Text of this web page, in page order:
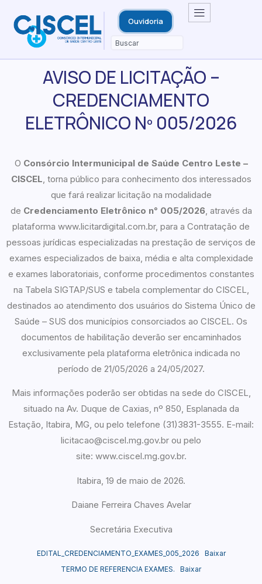
Ouvidoria
AVISO DE LICITAÇÃO –
CREDENCIAMENTO
ELETRÔNICO Nº 005/2026
O Consórcio Intermunicipal de Saúde Centro Leste –
CISCEL, torna público para conhecimento dos interessados
que fará realizar licitação na modalidade
de Credenciamento Eletrônico n° 005/2026, através da
plataforma www.licitardigital.com.br, para a Contratação de
pessoas jurídicas especializadas na prestação de serviços de
exames especializados de baixa, média e alta complexidade
e exames laboratoriais, conforme procedimentos constantes
na Tabela SIGTAP/SUS e tabela complementar do CISCEL,
destinados ao atendimento dos usuários do Sistema Único de
Saúde – SUS dos municípios consorciados ao CISCEL. Os
documentos de habilitação deverão ser encaminhados
exclusivamente pela plataforma eletrônica indicada no
período de 21/05/2026 a 24/05/2027.
Mais informações poderão ser obtidas na sede do CISCEL,
situado na Av. Duque de Caxias, nº 850, Esplanada da
Estação, Itabira, MG, ou pelo telefone (31)3831-3555. E-mail:
licitacao@ciscel.mg.gov.br ou pelo
site: www.ciscel.mg.gov.br.
Itabira, 19 de maio de 2026.
Daiane Ferreira Chaves Avelar
Secretária Executiva
EDITAL_CREDENCIAMENTO_EXAMES_005_2026
Baixar
TERMO DE REFERENCIA EXAMES.
Baixar